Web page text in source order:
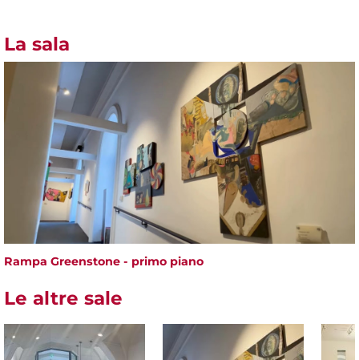
La sala
Rampa Greenstone - primo piano
Le altre sale